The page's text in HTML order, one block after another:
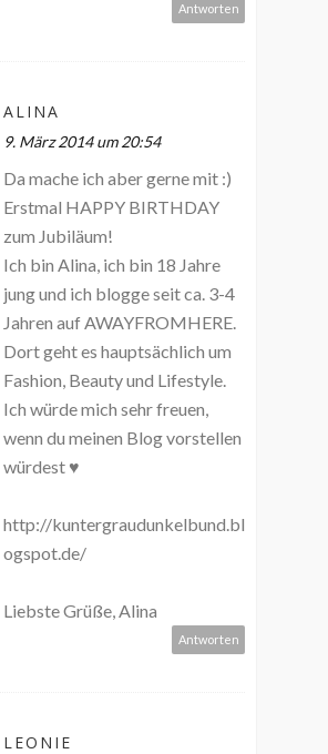
Antworten
ALINA
9. März 2014 um 20:54
Da mache ich aber gerne mit :)
Erstmal HAPPY BIRTHDAY
zum Jubiläum!
Ich bin Alina, ich bin 18 Jahre
jung und ich blogge seit ca. 3-4
Jahren auf AWAYFROMHERE.
Dort geht es hauptsächlich um
Fashion, Beauty und Lifestyle.
Ich würde mich sehr freuen,
wenn du meinen Blog vorstellen
würdest ♥
http://kuntergraudunkelbund.bl
ogspot.de/
Liebste Grüße, Alina
Antworten
LEONIE